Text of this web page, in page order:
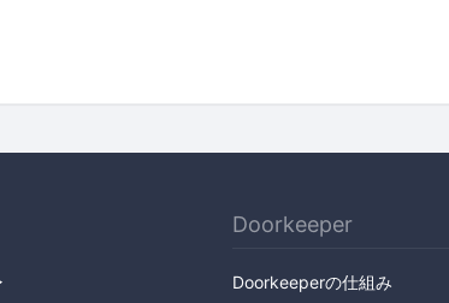
Doorkeeper
Doorkeeperの仕組み